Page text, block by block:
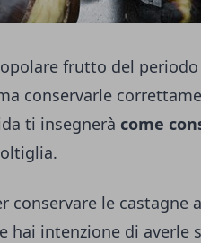
frutto del
conservarle
ti insegnerà come
conservare le castagne
hai intenzione di averle